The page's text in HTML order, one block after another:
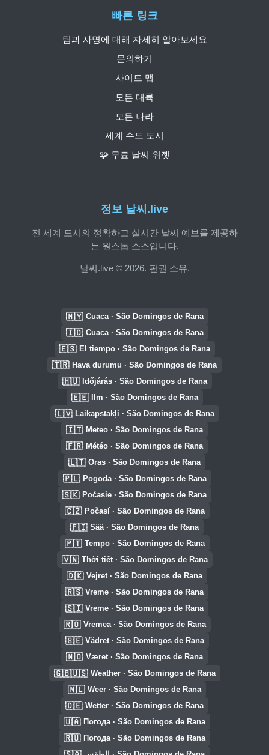
정보 날씨.live
전 세계 도시의 정확하고 실시간 날씨 예보를 제공하
는 원스톱 소스입니다.
날씨.live © 2026. 판권 소유.
빠른 링크
팀과 사명에 대해 자세히 알아보세요
문의하기
사이트 맵
모든 대륙
모든 나라
세계 수도 도시
🧩 무료 날씨 위젯
🇲🇾 Cuaca · São Domingos de Rana
🇮🇩 Cuaca · São Domingos de Rana
🇪🇸 El tiempo · São Domingos de Rana
🇹🇷 Hava durumu · São Domingos de Rana
🇭🇺 Időjárás · São Domingos de Rana
🇪🇪 Ilm · São Domingos de Rana
🇱🇻 Laikapstākļi · São Domingos de Rana
🇮🇹 Meteo · São Domingos de Rana
🇫🇷 Météo · São Domingos de Rana
🇱🇹 Oras · São Domingos de Rana
🇵🇱 Pogoda · São Domingos de Rana
🇸🇰 Počasie · São Domingos de Rana
🇨🇿 Počasí · São Domingos de Rana
🇫🇮 Sää · São Domingos de Rana
🇵🇹 Tempo · São Domingos de Rana
🇻🇳 Thời tiết · São Domingos de Rana
🇩🇰 Vejret · São Domingos de Rana
🇷🇸 Vreme · São Domingos de Rana
🇸🇮 Vreme · São Domingos de Rana
🇷🇴 Vremea · São Domingos de Rana
🇸🇪 Vädret · São Domingos de Rana
🇳🇴 Været · São Domingos de Rana
🇬🇧🇺🇸 Weather · São Domingos de Rana
🇳🇱 Weer · São Domingos de Rana
🇩🇪 Wetter · São Domingos de Rana
🇺🇦 Погода · São Domingos de Rana
🇷🇺 Погода · São Domingos de Rana